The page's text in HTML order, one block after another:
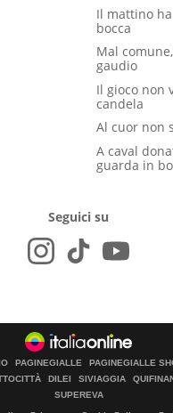
Il mattino
bocca
Mal
gaudio
Il gioco non
candela
Al cuor non
A caval
guarda in
Seguici su
PAGINEGIALLE PAGINEGIALLE
DILEI SIVIAGGIA
SUPEREVA